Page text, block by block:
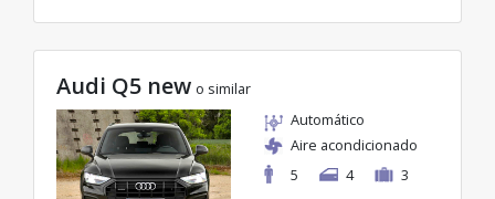
Audi Q5 new o similar
Automático
Aire acondicionado
5
4 3